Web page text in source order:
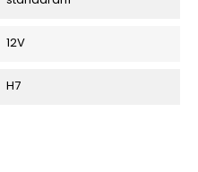
12V
H7